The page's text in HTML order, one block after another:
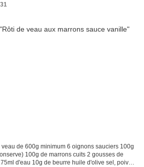
de 600g minimum 6 oignons sauciers 100g
100g de marrons cuits 2 gousses de
d'eau 10g de beurre huile d'olive sel, poivre